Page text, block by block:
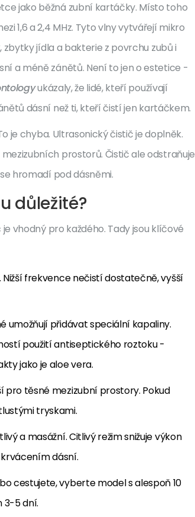
jako běžná zubní kartáčky. Místo toho
1,6 a 2,4 MHz. Tyto vlny vytvářejí mikro
jídla a bakterie z povrchu zubů i
a méně zánětů. Není to jen o estetice -
ukázaly, že lidé, kteří používají
dásní než ti, kteří čistí jen kartáčkem.
je chyba. Ultrasonický čistič je doplněk.
prostorů. Čistič ale odstraňuje
hromadí pod dásněmi.
důležité?
vhodný pro každého. Tady jsou klíčové
Nižší frekvence nečistí dostatečně, vyšší
umožňují přidávat speciální kapaliny.
použití antiseptického roztoku -
jako je aloe vera.
pro těsné mezizubní prostory. Pokud
tryskami.
a masážní. Citlivý režim snižuje výkon
dásní.
cestujete, vyberte model s alespoň 10
3-5 dní.